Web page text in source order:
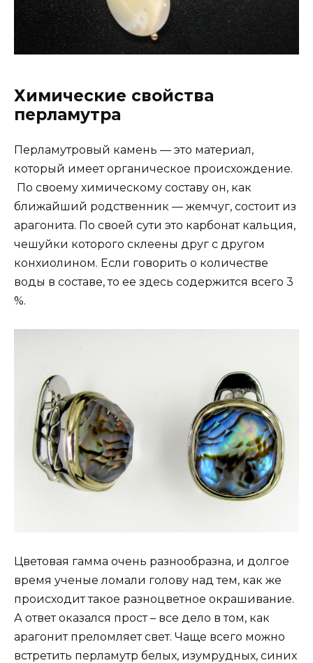
Химические свойства
перламутра
Перламутровый камень — это материал,
который имеет органическое происхождение.
По своему химическому составу он, как
ближайший родственник — жемчуг, состоит из
арагонита. По своей сути это карбонат кальция,
чешуйки которого склеены друг с другом
конхиолином. Если говорить о количестве
воды в составе, то ее здесь содержится всего 3
%.
Цветовая гамма очень разнообразна, и долгое
время ученые ломали голову над тем, как же
происходит такое разноцветное окрашивание.
А ответ оказался прост – все дело в том, как
арагонит преломляет свет. Чаще всего можно
встретить перламутр белых, изумрудных, синих